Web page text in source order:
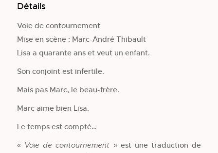
Détails
Voie de contournement
Mise en scène : Marc-André Thibault
Lisa a quarante ans et veut un enfant.
Son conjoint est infertile.
Mais pas Marc, le beau-frère.
Marc aime bien Lisa.
Le temps est compté…
« Voie de contournement » est une traduction de